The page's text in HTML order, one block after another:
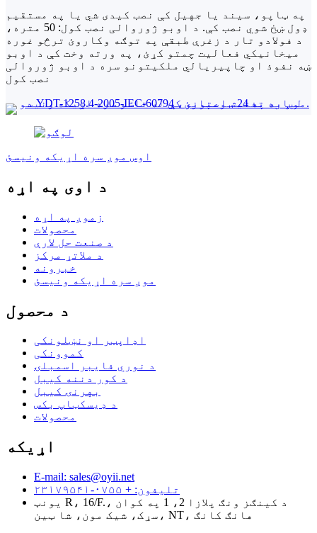
په ټاپو، سیند یا جهيل کې نصب کیدی شي یا په مستقیم
ډول ښخ شوي نصب کې. د اوبو ژوروالی نصب کول: 50 متره،
د فولادو تار د زغرې طبقې په توګه وکاروئ ترڅو غوره
میخانیکي فعالیت چمتو کړئ، په ورته وخت کې د اوبو
ښه نفوذ او چاپیریالي ملکیتونو سره د اوبو ژوروالی
نصب کول
اوس موږ سره اړیکه ونیسئ
د اوی په اړه
زموږ په اړه
محصولات
د صنعت حل لارې
د ملاتړ مرکز
خبرونه
موږ سره اړیکه ونیسئ
د محصول
اډاپټر او نښلونکی
کموونکی
د نوري فایبر اسمبلۍ
د کور دننه کیبل
بهرنۍ کیبل
د ډیسکټاپ بکس
محصولات
اړیکه
E-mail: sales@oyii.net
تلیفون: + ۰۷۵۵-۲۳۱۷۹۵۴۱
یونټ R، 16/F.، د کینګز ونګ پلازا 2، 1 په کوان
سړک، شیک مون، شا ټین، NT، هانګ کانګ